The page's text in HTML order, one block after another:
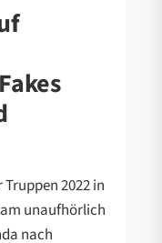
2022 in
unaufhörlich
nach